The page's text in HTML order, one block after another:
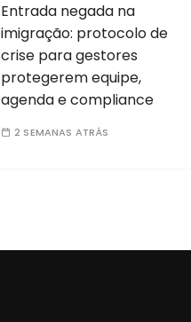
Entrada negada na
imigração: protocolo de
crise para gestores
protegerem equipe,
agenda e compliance
2 SEMANAS ATRÁS